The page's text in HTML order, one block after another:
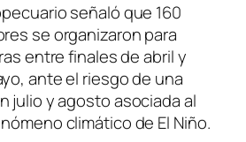
señaló que 160
se organizaron para
entre finales de abril y
ante el riesgo de una
julio y agosto asociada al
climático de El Niño.